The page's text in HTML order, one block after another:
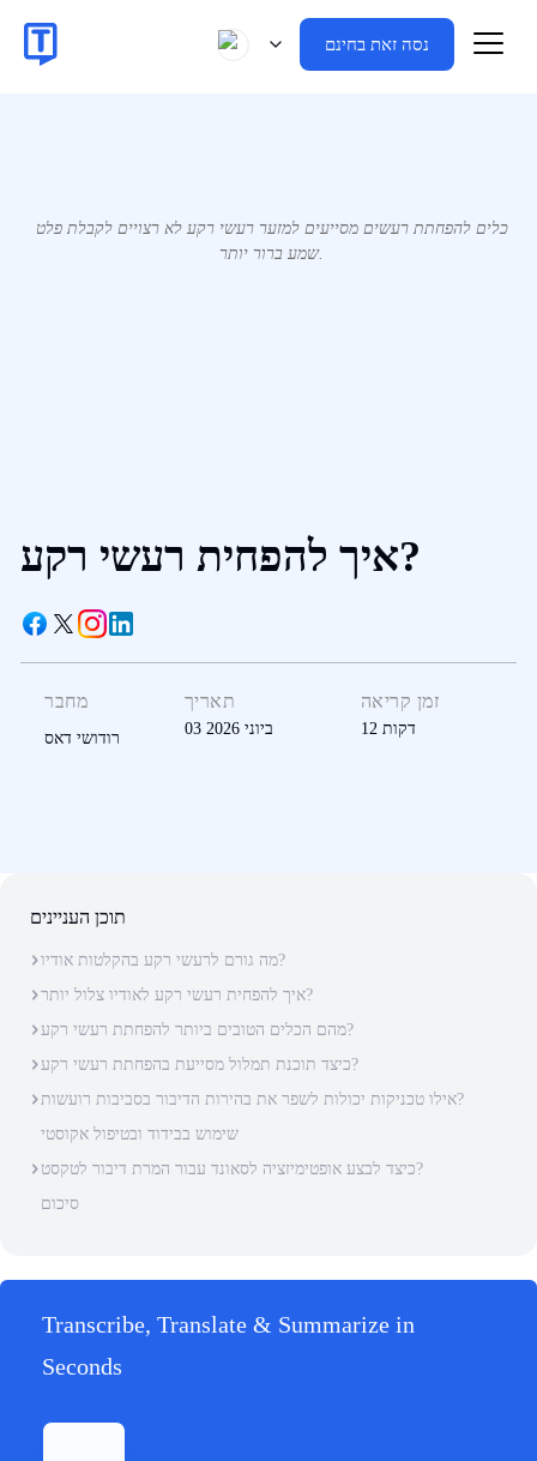
נסה זאת בחינם
כלים להפחתת רעשים מסייעים למזער רעשי רקע לא רצויים לקבלת פלט
שמע ברור יותר.
איך להפחית רעשי רקע?
מחבר
רודושי דאס
תאריך
03 ביוני 2026
זמן קריאה
12 דקות
תוכן העניינים
מה גורם לרעשי רקע בהקלטות אודיו?
איך להפחית רעשי רקע לאודיו צלול יותר?
מהם הכלים הטובים ביותר להפחתת רעשי רקע?
כיצד תוכנת תמלול מסייעת בהפחתת רעשי רקע?
אילו טכניקות יכולות לשפר את בהירות הדיבור בסביבות רועשות?
שימוש בבידוד ובטיפול אקוסטי
כיצד לבצע אופטימיזציה לסאונד עבור המרת דיבור לטקסט?
סיכום
Transcribe, Translate & Summarize in
Seconds